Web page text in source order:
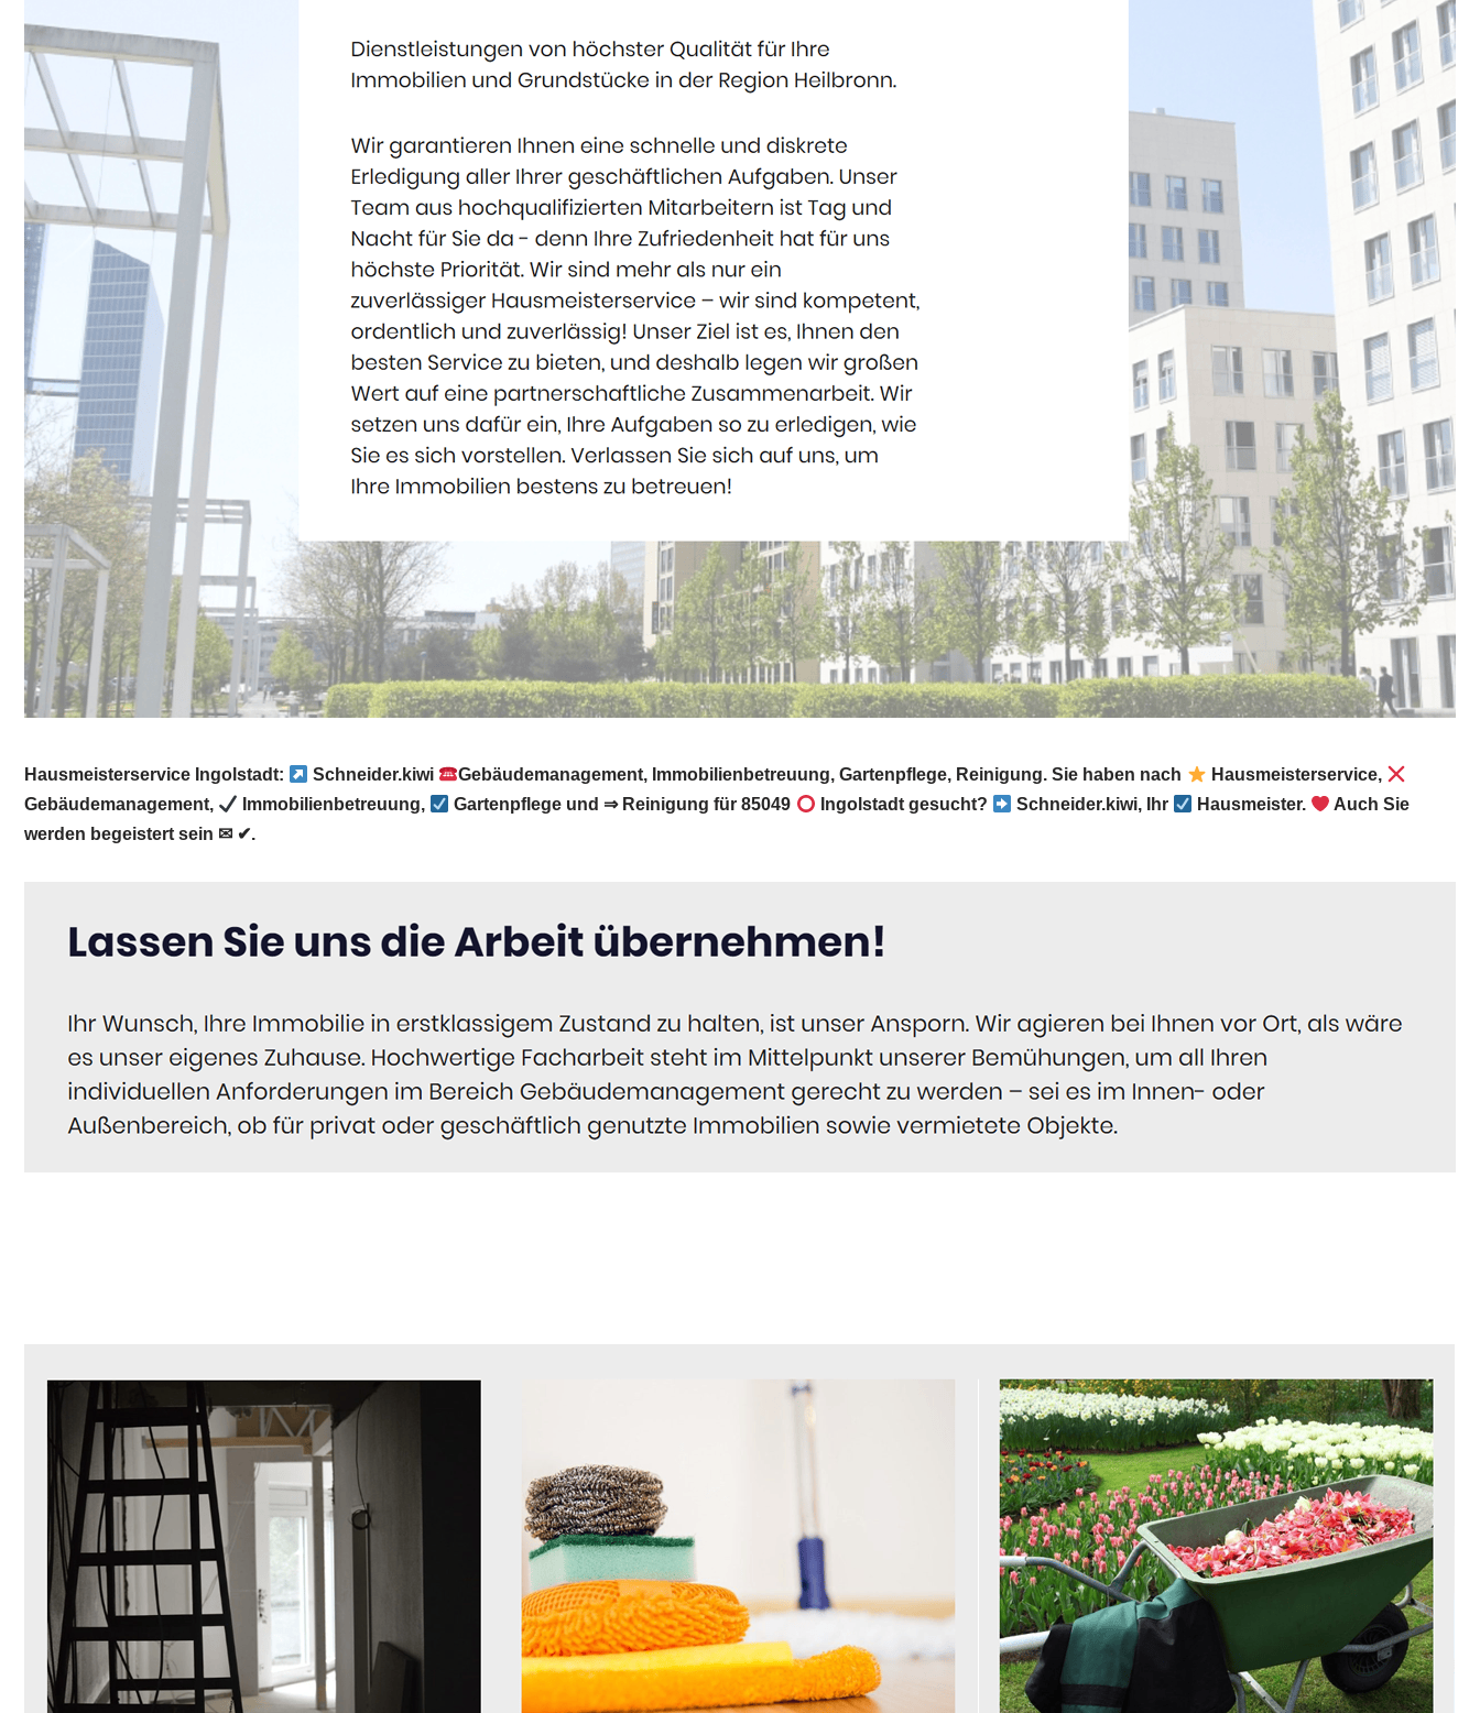
Hausmeisterservice Ingolstadt: Schneider.kiwi Gebäudemanagement, Immobilienbetreuung, Gartenpflege, Reinigung. Sie haben nach
Hausmeisterservice,
Gebäudemanagement,
Immobilienbetreuung, Gartenpflege und ⇒ Reinigung für 85049 Ingolstadt gesucht? Schneider.kiwi, Ihr Hausmeister.
Auch Sie
werden begeistert sein ✉ ✔.